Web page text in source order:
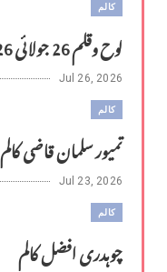
کالم
لوح وقلم 26 جولائی 2026
Jul 26, 2026
کالم
تمیور سلمان قاضی کالم
Jul 23, 2026
کالم
چوہدری افضل کالم